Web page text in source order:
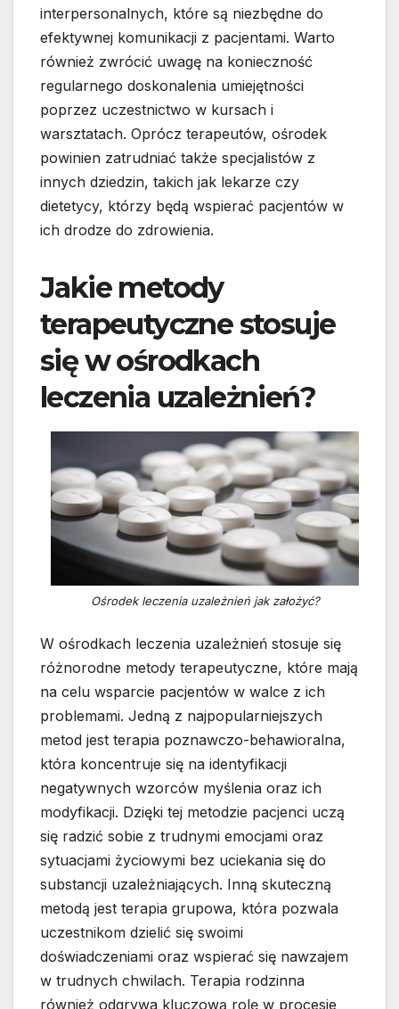
interpersonalnych, które są niezbędne do
efektywnej komunikacji z pacjentami. Warto
również zwrócić uwagę na konieczność
regularnego doskonalenia umiejętności
poprzez uczestnictwo w kursach i
warsztatach. Oprócz terapeutów, ośrodek
powinien zatrudniać także specjalistów z
innych dziedzin, takich jak lekarze czy
dietetycy, którzy będą wspierać pacjentów w
ich drodze do zdrowienia.
Jakie metody
terapeutyczne stosuje
się w ośrodkach
leczenia uzależnień?
Ośrodek leczenia uzależnień jak założyć?
W ośrodkach leczenia uzależnień stosuje się
różnorodne metody terapeutyczne, które mają
na celu wsparcie pacjentów w walce z ich
problemami. Jedną z najpopularniejszych
metod jest terapia poznawczo-behawioralna,
która koncentruje się na identyfikacji
negatywnych wzorców myślenia oraz ich
modyfikacji. Dzięki tej metodzie pacjenci uczą
się radzić sobie z trudnymi emocjami oraz
sytuacjami życiowymi bez uciekania się do
substancji uzależniających. Inną skuteczną
metodą jest terapia grupowa, która pozwala
uczestnikom dzielić się swoimi
doświadczeniami oraz wspierać się nawzajem
w trudnych chwilach. Terapia rodzinna
również odgrywa kluczową rolę w procesie